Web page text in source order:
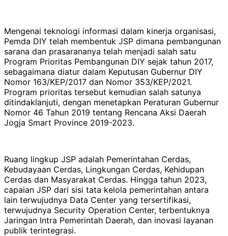
Mengenai teknologi informasi dalam kinerja organisasi,
Pemda DIY telah membentuk JSP dimana pembangunan
sarana dan prasarananya telah menjadi salah satu
Program Prioritas Pembangunan DIY sejak tahun 2017,
sebagaimana diatur dalam Keputusan Gubernur DIY
Nomor 163/KEP/2017 dan Nomor 353/KEP/2021.
Program prioritas tersebut kemudian salah satunya
ditindaklanjuti, dengan menetapkan Peraturan Gubernur
Nomor 46 Tahun 2019 tentang Rencana Aksi Daerah
Jogja Smart Province 2019-2023.
Ruang lingkup JSP adalah Pemerintahan Cerdas,
Kebudayaan Cerdas, Lingkungan Cerdas, Kehidupan
Cerdas dan Masyarakat Cerdas. Hingga tahun 2023,
capaian JSP dari sisi tata kelola pemerintahan antara
lain terwujudnya Data Center yang tersertifikasi,
terwujudnya Security Operation Center, terbentuknya
Jaringan Intra Pemerintah Daerah, dan inovasi layanan
publik terintegrasi.